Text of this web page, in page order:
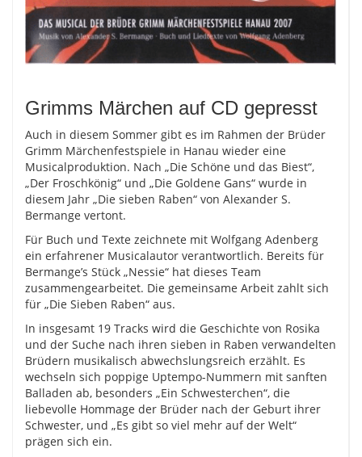
Grimms Märchen auf CD gepresst
Auch in diesem Sommer gibt es im Rahmen der Brüder
Grimm Märchenfestspiele in Hanau wieder eine
Musicalproduktion. Nach „Die Schöne und das Biest“,
„Der Froschkönig“ und „Die Goldene Gans“ wurde in
diesem Jahr „Die sieben Raben“ von Alexander S.
Bermange vertont.
Für Buch und Texte zeichnete mit Wolfgang Adenberg
ein erfahrener Musicalautor verantwortlich. Bereits für
Bermange’s Stück „Nessie“ hat dieses Team
zusammengearbeitet. Die gemeinsame Arbeit zahlt sich
für „Die Sieben Raben“ aus.
In insgesamt 19 Tracks wird die Geschichte von Rosika
und der Suche nach ihren sieben in Raben verwandelten
Brüdern musikalisch abwechslungsreich erzählt. Es
wechseln sich poppige Uptempo-Nummern mit sanften
Balladen ab, besonders „Ein Schwesterchen“, die
liebevolle Hommage der Brüder nach der Geburt ihrer
Schwester, und „Es gibt so viel mehr auf der Welt“
prägen sich ein.